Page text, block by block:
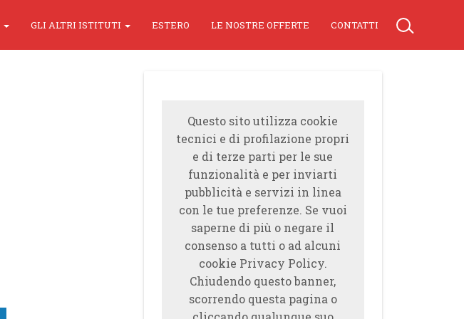
GLI ALTRI ISTITUTI ESTERO LE NOSTRE OFFERTE CONTATTI
Questo sito utilizza cookie
tecnici e di profilazione propri
e di terze parti per le sue
funzionalità e per inviarti
pubblicità e servizi in linea
con le tue preferenze. Se vuoi
saperne di più o negare il
consenso a tutti o ad alcuni
cookie Privacy Policy.
Chiudendo questo banner,
scorrendo questa pagina o